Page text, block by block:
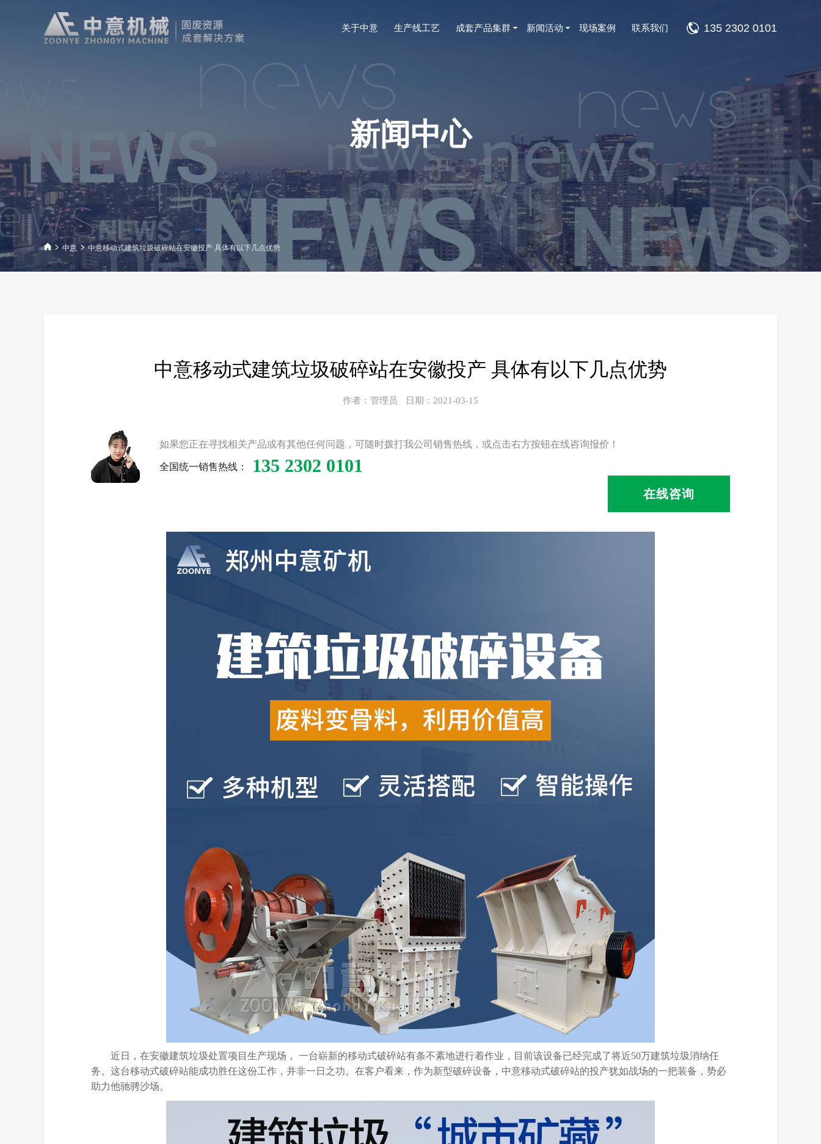
关于中意 生产线工艺 成套产品集群 新闻活动 现场案例 联系我们 135 2302 0101
新闻中心
中意 中意移动式建筑垃圾破碎站在安徽投产 具体有以下几点优势
中意移动式建筑垃圾破碎站在安徽投产 具体有以下几点优势
作者：管理员 日期：2021-03-15
如果您正在寻找相关产品或有其他任何问题，可随时拨打我公司销售热线，或点击右方按钮在线咨询报价！
全国统一销售热线： 135 2302 0101
在线咨询
近日，在安徽建筑垃圾处置项目生产现场， 一台崭新的移动式破碎站有条不紊地进行着作业，目前该设备已经完成了将近50万建筑垃圾消纳任
务。这台移动式破碎站能成功胜任这份工作，并非一日之功。在客户看来，作为新型破碎设备，中意移动式破碎站的投产犹如战场的一把装备，势必
助力他驰骋沙场。